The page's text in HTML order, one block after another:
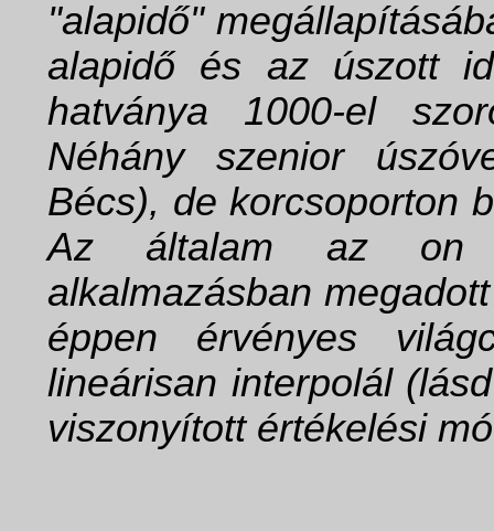
"alapidő"
alapidő és az úszott
hatványa 1000-el
Néhány szenior
Bécs), de korcsoporton
Az általam az on
alkalmazásban
éppen érvényes
lineárisan interpolál
viszonyított értékelési